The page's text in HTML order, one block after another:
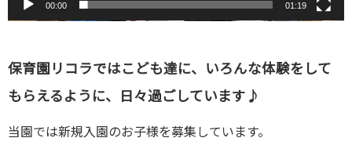
00:00 01:19
保育園リコラではこども達に、いろんな体験をして
もらえるように、日々過ごしています♪
当園では新規入園のお子様を募集しています。